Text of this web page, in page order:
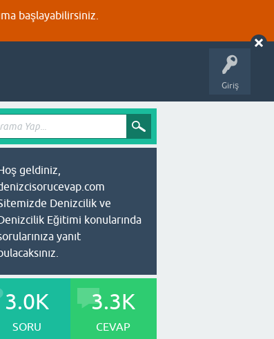
başlayabilirsiniz.
Giriş
geldiniz,
Denizcilik ve
Eğitimi konularında
yanıt
3.0K
SORU
3.3K
CEVAP